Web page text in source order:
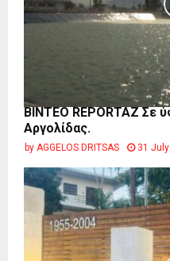
BINTEO REPORTAZ Σε
Αργολίδας.
by AGGELOS DRITSAS 31